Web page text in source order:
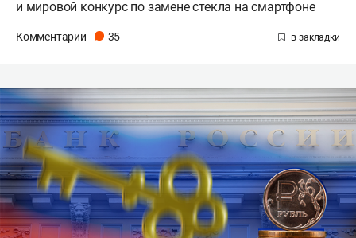
и мировой конкурс по замене стекла на смартфоне
Комментарии 35